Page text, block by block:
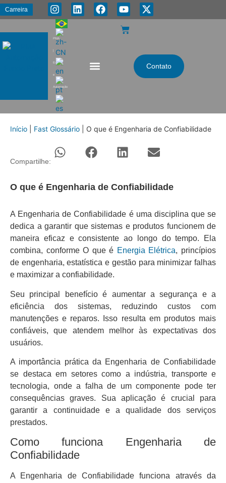
Carreira
PMA
|
Energia
e
Automação
Contato
Início Fast Glossário O que é Engenharia de Confiabilidade
Compartilhe:
O que é Engenharia de Confiabilidade
A Engenharia de Confiabilidade é uma disciplina que se
dedica a garantir que sistemas e produtos funcionem de
maneira eficaz e consistente ao longo do tempo. Ela
combina, conforme O que é Energia Elétrica, princípios
de engenharia, estatística e gestão para minimizar falhas
e maximizar a confiabilidade.
Seu principal benefício é aumentar a segurança e a
eficiência dos sistemas, reduzindo custos com
manutenções e reparos. Isso resulta em produtos mais
confiáveis, que atendem melhor às expectativas dos
usuários.
A importância prática da Engenharia de Confiabilidade
se destaca em setores como a indústria, transporte e
tecnologia, onde a falha de um componente pode ter
consequências graves. Sua aplicação é crucial para
garantir a continuidade e a qualidade dos serviços
prestados.
Como funciona Engenharia de
Confiabilidade
A Engenharia de Confiabilidade funciona através da